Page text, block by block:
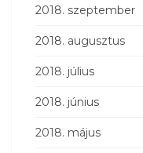
2018. szeptember
2018. augusztus
2018. július
2018. június
2018. május